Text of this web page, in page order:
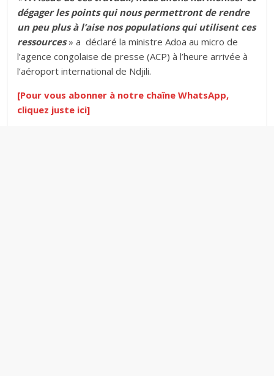
dégager les points qui nous permettront de rendre
un peu plus à l’aise nos populations qui utilisent ces
ressources» a déclaré la ministre Adoa au micro de
l’agence congolaise de presse (ACP) à l’heure arrivée à
l’aéroport international de Ndjili.
[Pour vous abonner à notre chaîne WhatsApp,
cliquez juste ici]